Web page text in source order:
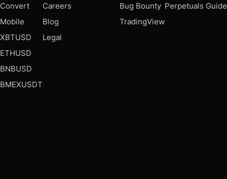
Convert
Mobile
XBTUSD
ETHUSD
BNBUSD
BMEXUSDT
Careers
Blog
Legal
Bug Bounty
TradingView
Perpetuals Guide